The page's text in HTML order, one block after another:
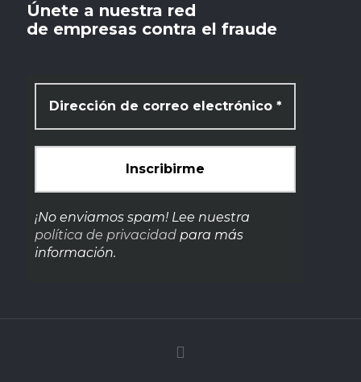
Únete a nuestra red
de empresas contra el fraude
¡No enviamos spam! Lee nuestra
política de privacidad para más
información.